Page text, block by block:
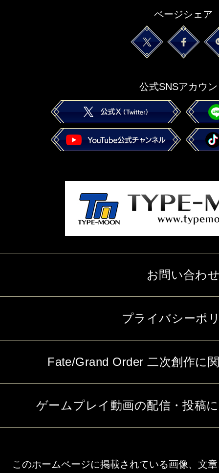
ページシェア
公式SNSアカウ
お問い合わ
プライバシーポ
Fate/Grand Order 二次創作に
ゲームプレイ動画の配信・投稿
このホームページに掲載されている画像、文